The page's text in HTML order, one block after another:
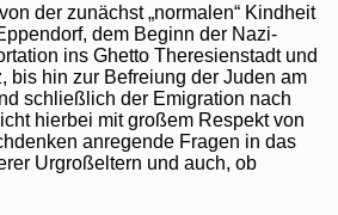
der zunächst „normalen“ Kindheit
dem Beginn der Nazi-
ins Ghetto Theresienstadt und
bis hin zur Befreiung der Juden am
schließlich der Emigration nach
hierbei mit großem Respekt von
anregende Fragen in das
Urgroßeltern und auch, ob